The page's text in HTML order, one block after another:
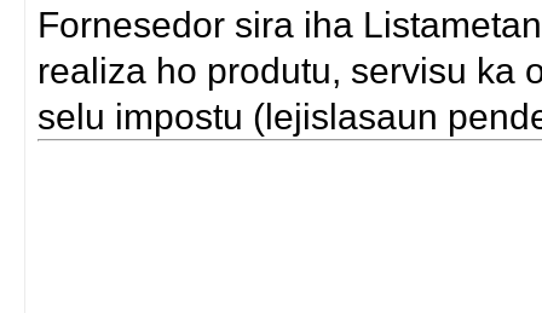
Fornesedor sira iha
realiza ho produtu, servisu ka
selu impostu (lejislasaun